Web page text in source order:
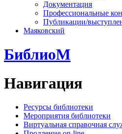
Документация
Профессиональные
Публикации/
Маяковский
БиблиоМ
Навигация
Ресурсы библиотеки
Мероприятия библиотеки
Виртуальная справочная